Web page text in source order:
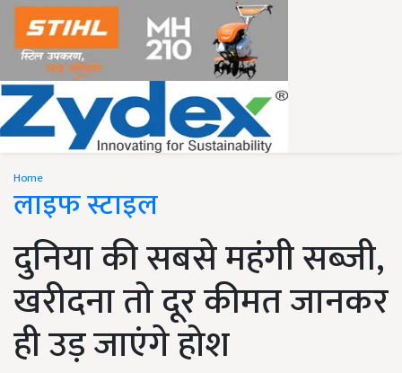
Home
लाइफ स्टाइल
दुनिया की सबसे महंगी सब्जी,
खरीदना तो दूर कीमत जानकर
ही उड़ जाएंगे होश